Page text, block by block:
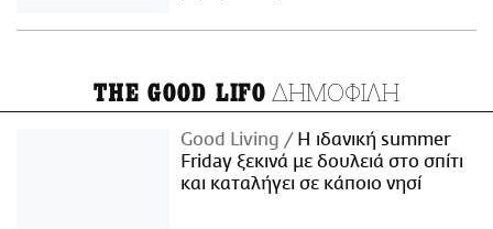
THE GOOD LIFO ΔΗΜΟΦΙΛΗ
Good Living
Η ιδανική summer
Friday ξεκινά με δουλειά στο σπίτι
και καταλήγει σε κάποιο νησί